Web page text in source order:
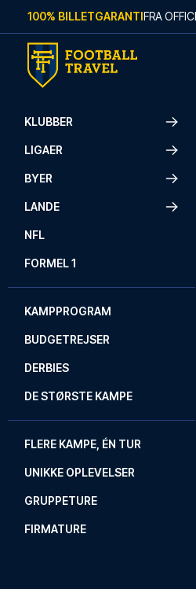
Skip to content
100% BILLETGARANTIFRA
KLUBBER
LIGAER
BYER
LANDE
NFL
FORMEL 1
KAMPPROGRAM
BUDGETREJSER
DERBIES
DE STØRSTE KAMPE
FLERE KAMPE, ÉN TUR
UNIKKE OPLEVELSER
GRUPPETURE
FIRMATURE